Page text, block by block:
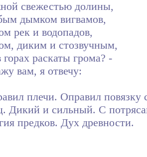
свежестью долины,
дымком вигвамов,
рек и водопадов,
диким и стозвучным,
раскаты грома? -
вам, я отвечу:
плечи. Оправил
Дикий и сильный. С
предков. Дух древности.